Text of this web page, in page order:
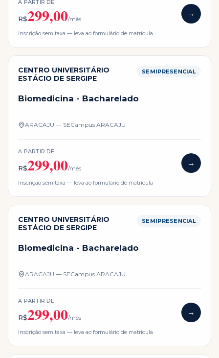
A PARTIR DE
R$299,00/mês
→
Inscrição sem taxa — leva ao formulário de matrícula
CENTRO UNIVERSITÁRIO
ESTÁCIO DE SERGIPE
SEMIPRESENCIAL
Biomedicina - Bacharelado
ARACAJU — SECampus ARACAJU
A PARTIR DE
R$299,00/mês
→
Inscrição sem taxa — leva ao formulário de matrícula
CENTRO UNIVERSITÁRIO
ESTÁCIO DE SERGIPE
SEMIPRESENCIAL
Biomedicina - Bacharelado
ARACAJU — SECampus ARACAJU
A PARTIR DE
R$299,00/mês
→
Inscrição sem taxa — leva ao formulário de matrícula